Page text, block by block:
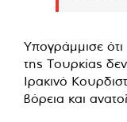
Υπογράμμισε ότι
της Τουρκίας
Ιρακινό
βόρεια και